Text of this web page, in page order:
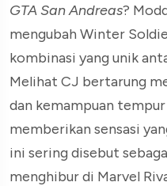
GTA San Andreas?
mengubah Winter
kombinasi yang unik
Melihat CJ bertarung
dan kemampuan
memberikan sensasi
ini sering disebut
menghibur di Marvel